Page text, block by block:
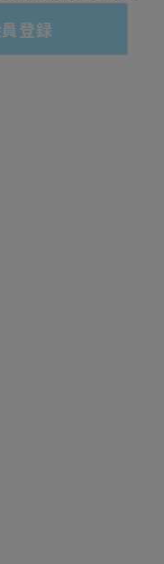
エメナコラボジェル
登録